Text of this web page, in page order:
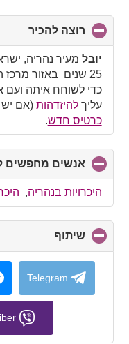
רוצה להכיר
to
יובל
25 שנים באזור מרכז הארץ.
כדי לשוחח איתה
עליךלהיזדהות (אם
כרטיס חדש.
אנשים מחפשים
היכרויות בנהריה,
שיתוף
to
collapse
contents
Telegram